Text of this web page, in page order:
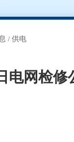
/ 供电
电网检修